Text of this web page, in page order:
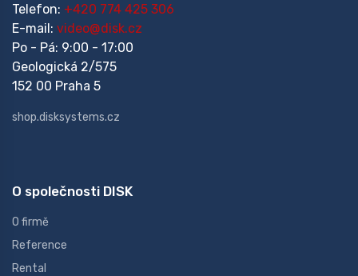
Telefon: +420 774 425 306
E-mail: video@disk.cz
Po - Pá: 9:00 - 17:00
Geologická 2/575
152 00 Praha 5
shop.disksystems.cz
O společnosti DISK
O firmě
Reference
Rental